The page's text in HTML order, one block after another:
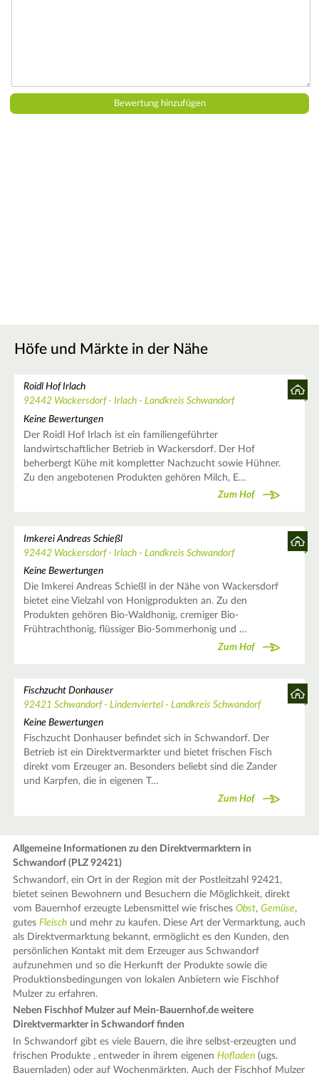
Höfe und Märkte in der Nähe
Roidl Hof Irlach
92442 Wackersdorf - Irlach - Landkreis Schwandorf
Keine Bewertungen
Der Roidl Hof Irlach ist ein familiengeführter
landwirtschaftlicher Betrieb in Wackersdorf. Der Hof
beherbergt Kühe mit kompletter Nachzucht sowie Hühner.
Zu den angebotenen Produkten gehören Milch, E…
Zum Hof
Imkerei Andreas Schießl
92442 Wackersdorf - Irlach - Landkreis Schwandorf
Keine Bewertungen
Die Imkerei Andreas Schießl in der Nähe von Wackersdorf
bietet eine Vielzahl von Honigprodukten an. Zu den
Produkten gehören Bio-Waldhonig, cremiger Bio-
Frühtrachthonig, flüssiger Bio-Sommerhonig und …
Zum Hof
Fischzucht Donhauser
92421 Schwandorf - Lindenviertel - Landkreis Schwandorf
Keine Bewertungen
Fischzucht Donhauser befindet sich in Schwandorf. Der
Betrieb ist ein Direktvermarkter und bietet frischen Fisch
direkt vom Erzeuger an. Besonders beliebt sind die Zander
und Karpfen, die in eigenen T…
Zum Hof
Allgemeine Informationen zu den Direktvermarktern in
Schwandorf (PLZ 92421)
Schwandorf, ein Ort in der Region mit der Postleitzahl 92421,
bietet seinen Bewohnern und Besuchern die Möglichkeit, direkt
vom Bauernhof erzeugte Lebensmittel wie frischesObst,Gemüse,
gutesFleisch und mehr zu kaufen. Diese Art der Vermarktung, auch
als Direktvermarktung bekannt, ermöglicht es den Kunden, den
persönlichen Kontakt mit dem Erzeuger aus Schwandorf
aufzunehmen und so die Herkunft der Produkte sowie die
Produktionsbedingungen von lokalen Anbietern wie Fischhof
Mulzer zu erfahren.
Neben Fischhof Mulzer auf Mein-Bauernhof.de weitere
Direktvermarkter in Schwandorf finden
In Schwandorf gibt es viele Bauern, die ihre selbst-erzeugten und
frischen Produkte , entweder in ihrem eigenenHofladen (ugs.
Bauernladen) oder auf Wochenmärkten. Auch der Fischhof Mulzer